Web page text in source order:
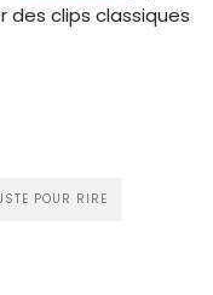
des clips classiques
POUR RIRE